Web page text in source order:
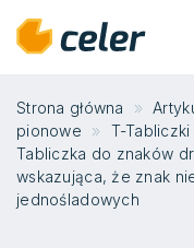
Strona główna
pionowe
T-
Tabliczka do znaków
wskazująca, że znak
jednośladowych